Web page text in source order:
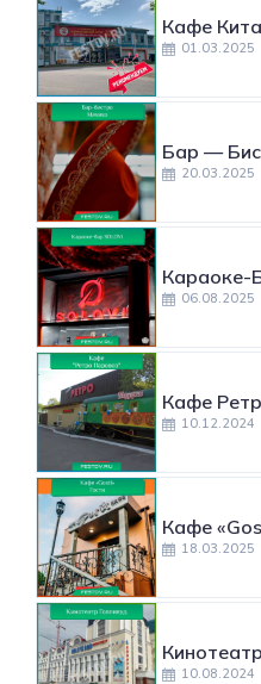
Кафе
01.03.2025
​Бар —
20.03.2025
Караоке-
06.08.2025
Кафе
10.12.2024
Кафе
18.03.2025
10.08.2024